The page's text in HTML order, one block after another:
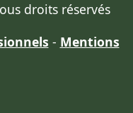
droits réservés
- Mentions